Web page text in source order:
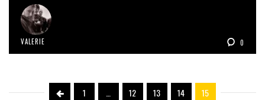
VALERIE 0
1 12 13 14 15